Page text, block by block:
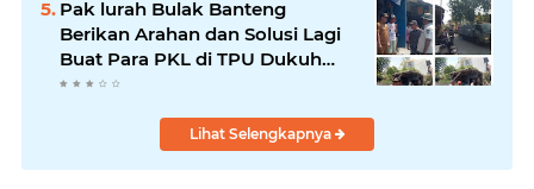
kini memasuki babak baru.
Pak lurah Bulak Banteng
Berikan Arahan dan Solusi Lagi
Buat Para PKL di TPU Dukuh
Bulak Banteng Surabaya
Lihat Selengkapnya